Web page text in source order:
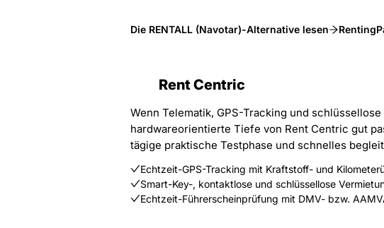
Die RENTALL (Navotar)-Alternative lesen
Rent Centric
Wenn Telematik, GPS-Tracking und
hardwareorientierte Tiefe von Rent Centric gut
tägige praktische Testphase und schnelles
Echtzeit-GPS-Tracking mit Kraftstoff- und
Smart-Key-, kontaktlose und schlüssellose
Echtzeit-Führerscheinprüfung mit DMV- bzw.